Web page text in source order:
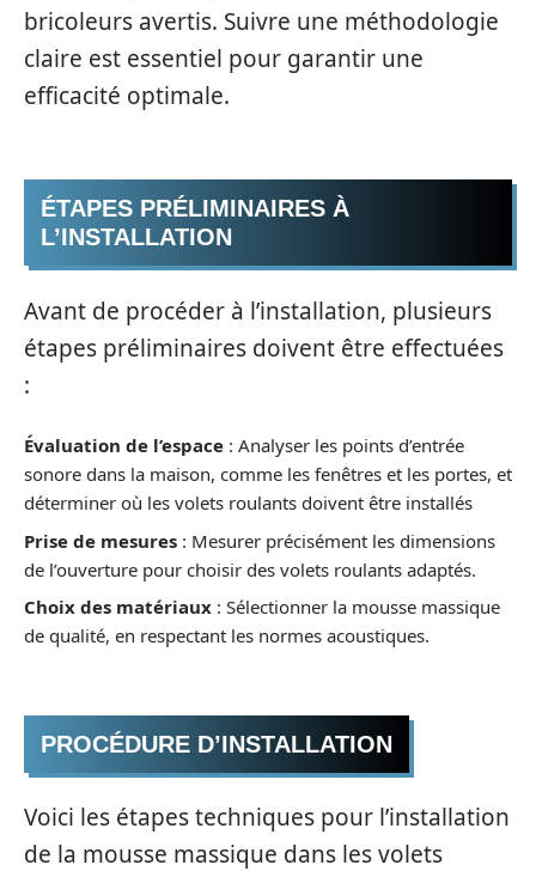
bricoleurs avertis. Suivre une méthodologie
claire est essentiel pour garantir une
efficacité optimale.
ÉTAPES PRÉLIMINAIRES À
L’INSTALLATION
Avant de procéder à l’installation, plusieurs
étapes préliminaires doivent être effectuées
:
Évaluation de l’espace : Analyser les points d’entrée
sonore dans la maison, comme les fenêtres et les portes, et
déterminer où les volets roulants doivent être installés
Prise de mesures : Mesurer précisément les dimensions
de l’ouverture pour choisir des volets roulants adaptés.
Choix des matériaux : Sélectionner la mousse massique
de qualité, en respectant les normes acoustiques.
PROCÉDURE D’INSTALLATION
Voici les étapes techniques pour l’installation
de la mousse massique dans les volets